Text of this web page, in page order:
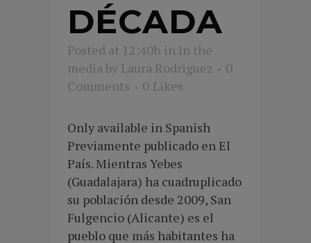
DÉCADA
Posted at 12:40h in In the
media by Laura Rodriguez
0
Comments
0 Likes
Only available in Spanish
Previamente publicado en El
País. Mientras Yebes
(Guadalajara) ha cuadruplicado
su población desde 2009, San
Fulgencio (Alicante) es el
pueblo que más habitantes ha